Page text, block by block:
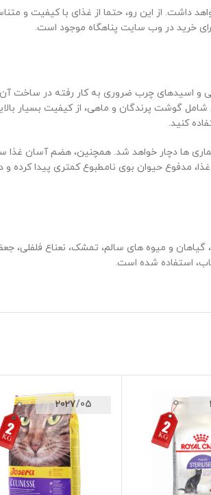
داشت. از این رو، حتما از غذای با کیفیت و
خرید در وب سایت پناهگاه موجود است.
و اسیدهای چرب ضروری به کار رفته در
گوشت پرندگان و ماهی، از کیفیت بسیار
ها دچار خواهد شد. همچنین، هضم آسان غذا
مدفوع حیوان بوی نامطبوع کمتری پیدا کرده
10% گوشت ماهی قزل آلا خشک شده، گیاهان و میوه های سالم،
استفاده شده است.
2027/05